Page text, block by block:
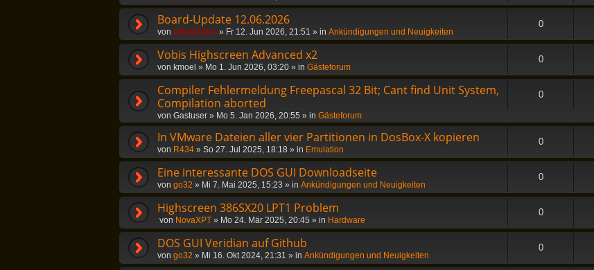
Board-Update 12.06.2026
von ChrisR3tro » Fr 12. Jun 2026, 21:51 » in Ankündigungen und Neuigkeiten
0
Vobis Highscreen Advanced x2
von kmoel » Mo 1. Jun 2026, 03:20 » in Gästeforum
0
Compiler Fehlermeldung Freepascal 32 Bit; Cant find Unit System,
Compilation aborted
von Gastuser » Mo 5. Jan 2026, 20:55 » in Gästeforum
0
In VMware Dateien aller vier Partitionen in DosBox-X kopieren
von R434 » So 27. Jul 2025, 18:18 » in Emulation
0
Eine interessante DOS GUI Downloadseite
von go32 » Mi 7. Mai 2025, 15:23 » in Ankündigungen und Neuigkeiten
0
Highscreen 386SX20 LPT1 Problem
von NovaXPT » Mo 24. Mär 2025, 20:45 » in Hardware
0
DOS GUI Veridian auf Github
von go32 » Mi 16. Okt 2024, 21:31 » in Ankündigungen und Neuigkeiten
0